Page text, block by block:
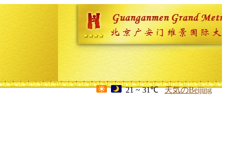
21 ~ 31℃ 天気のBeijing